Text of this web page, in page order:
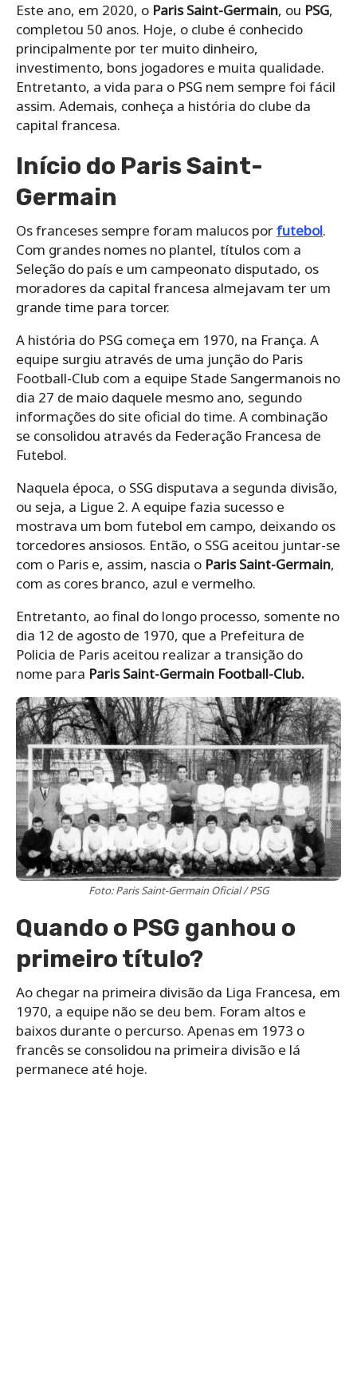
Este ano, em 2020, o Paris Saint-Germain, ou PSG,
completou 50 anos. Hoje, o clube é conhecido
principalmente por ter muito dinheiro,
investimento, bons jogadores e muita qualidade.
Entretanto, a vida para o PSG nem sempre foi fácil
assim. Ademais, conheça a história do clube da
capital francesa.
Início do Paris Saint-
Germain
Os franceses sempre foram malucos porfutebol.
Com grandes nomes no plantel, títulos com a
Seleção do país e um campeonato disputado, os
moradores da capital francesa almejavam ter um
grande time para torcer.
A história do PSG começa em 1970, na França. A
equipe surgiu através de uma junção do Paris
Football-Club com a equipe Stade Sangermanois no
dia 27 de maio daquele mesmo ano, segundo
informações do site oficial do time. A combinação
se consolidou através da Federação Francesa de
Futebol.
Naquela época, o SSG disputava a segunda divisão,
ou seja, a Ligue 2. A equipe fazia sucesso e
mostrava um bom futebol em campo, deixando os
torcedores ansiosos. Então, o SSG aceitou juntar-se
com o Paris e, assim, nascia o Paris Saint-Germain,
com as cores branco, azul e vermelho.
Entretanto, ao final do longo processo, somente no
dia 12 de agosto de 1970, que a Prefeitura de
Policia de Paris aceitou realizar a transição do
nome para Paris Saint-Germain Football-Club.
Foto: Paris Saint-Germain Oficial / PSG
Quando o PSG ganhou o
primeiro título?
Ao chegar na primeira divisão da Liga Francesa, em
1970, a equipe não se deu bem. Foram altos e
baixos durante o percurso. Apenas em 1973 o
francês se consolidou na primeira divisão e lá
permanece até hoje.